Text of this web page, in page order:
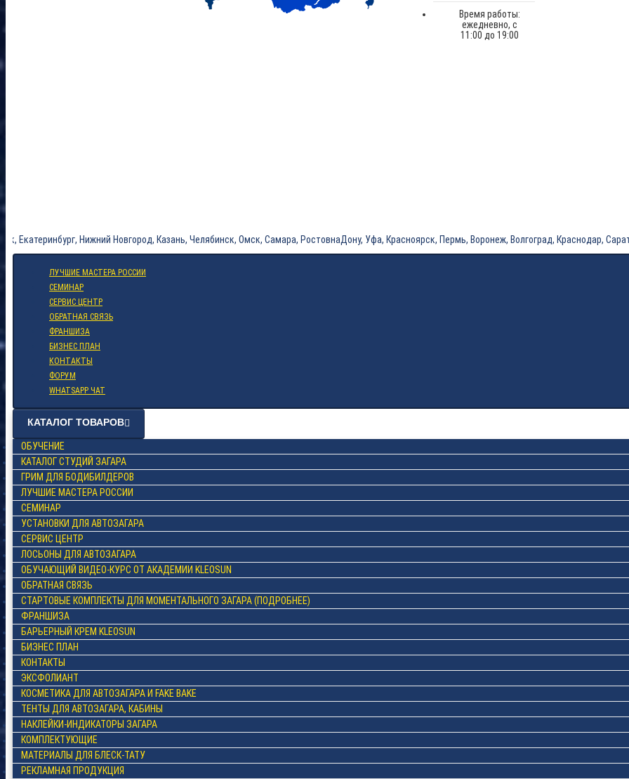
Время работы:
ежедневно, с
11:00 до 19:00
Нижний Новгород, Казань, Челябинск, Омск, Самара, РостовнаДону, Уфа, Красноярск, Пермь, Воронеж, Волгоград, Краснодар,
ЛУЧШИЕ МАСТЕРА РОССИИ
СЕМИНАР
СЕРВИС ЦЕНТР
ОБРАТНАЯ СВЯЗЬ
ФРАНШИЗА
БИЗНЕС ПЛАН
КОНТАКТЫ
ФОРУМ
WHATSAPP ЧАТ
КАТАЛОГ ТОВАРОВ
ОБУЧЕНИЕ
КАТАЛОГ СТУДИЙ ЗАГАРА
ГРИМ ДЛЯ БОДИБИЛДЕРОВ
ЛУЧШИЕ МАСТЕРА РОССИИ
СЕМИНАР
УСТАНОВКИ ДЛЯ АВТОЗАГАРА
СЕРВИС ЦЕНТР
ЛОСЬОНЫ ДЛЯ АВТОЗАГАРА
ОБУЧАЮЩИЙ ВИДЕО-КУРС ОТ АКАДЕМИИ KLEOSUN
ОБРАТНАЯ СВЯЗЬ
СТАРТОВЫЕ КОМПЛЕКТЫ ДЛЯ МОМЕНТАЛЬНОГО ЗАГАРА (ПОДРОБНЕЕ)
ФРАНШИЗА
БАРЬЕРНЫЙ КРЕМ KLEOSUN
БИЗНЕС ПЛАН
КОНТАКТЫ
ЭКСФОЛИАНТ
КОСМЕТИКА ДЛЯ АВТОЗАГАРА И FAKE BAKE
ТЕНТЫ ДЛЯ АВТОЗАГАРА, КАБИНЫ
НАКЛЕЙКИ-ИНДИКАТОРЫ ЗАГАРА
КОМПЛЕКТУЮЩИЕ
МАТЕРИАЛЫ ДЛЯ БЛЕСК-ТАТУ
РЕКЛАМНАЯ ПРОДУКЦИЯ